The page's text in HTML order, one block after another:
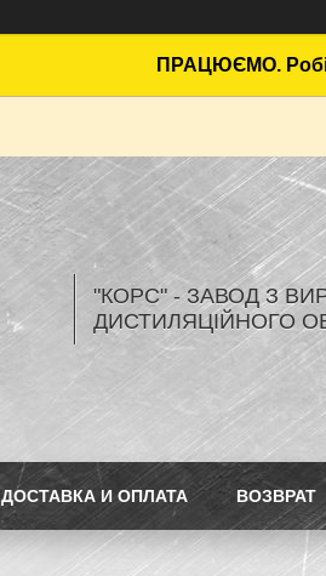
ПРАЦЮЄМО.
"КОРС" - ЗАВОД З
ДИСТИЛЯЦІЙНОГО
ДОСТАВКА И ОПЛАТА ВОЗВРАТ